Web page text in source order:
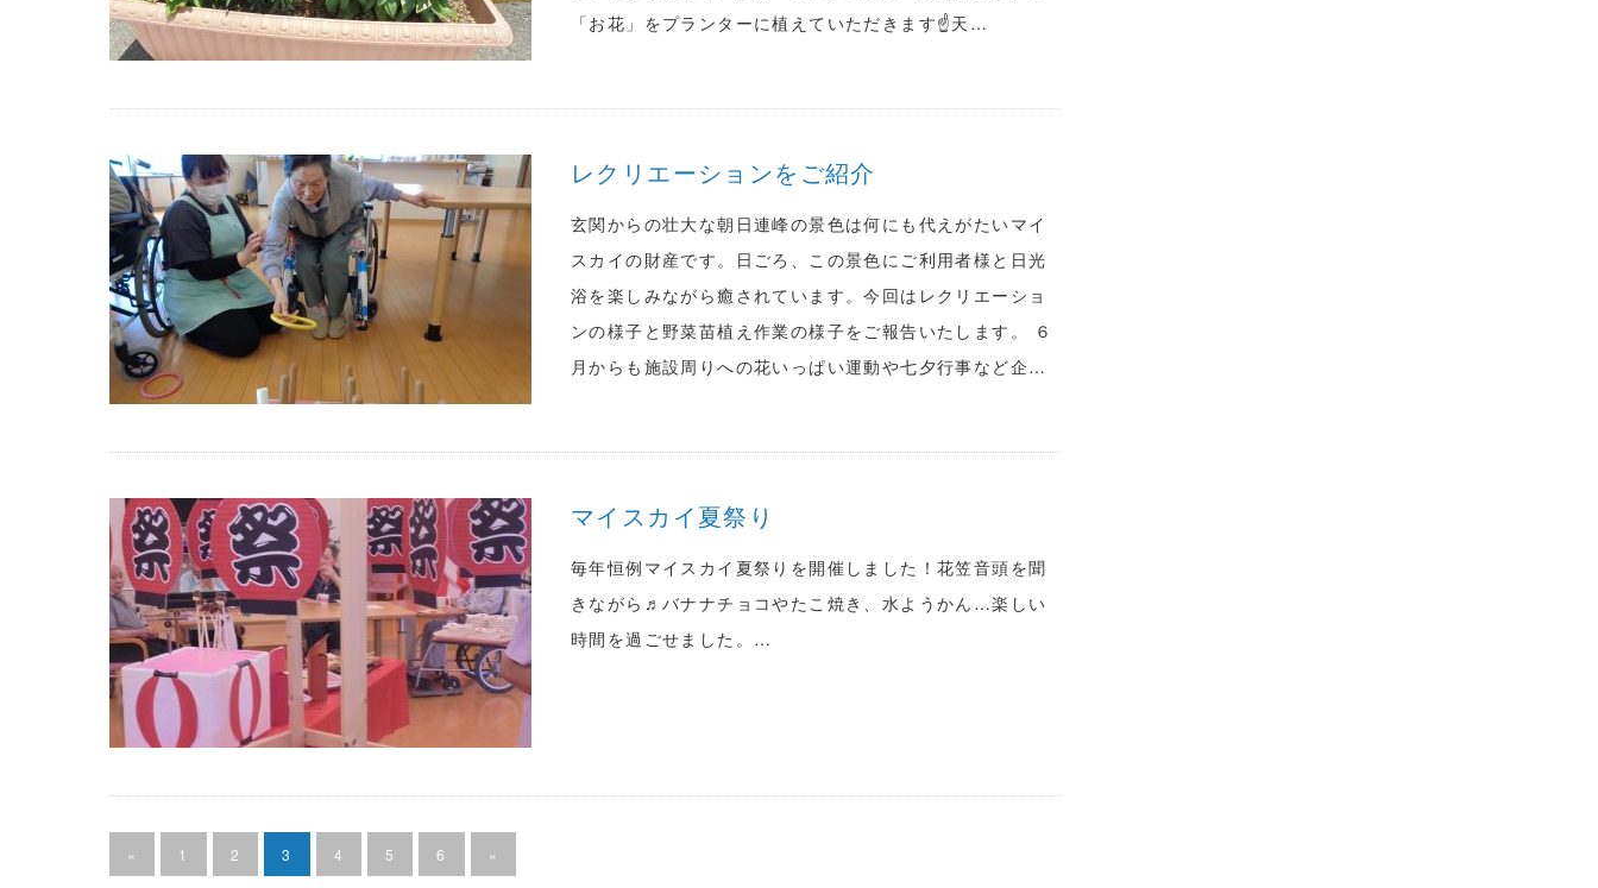
「お花」をプランターに植えていただきます☝天…
レクリエーションをご紹介
玄関からの壮大な朝日連峰の景色は何にも代えがたいマイ
スカイの財産です。日ごろ、この景色にご利用者様と日光
浴を楽しみながら癒されています。今回はレクリエーショ
ンの様子と野菜苗植え作業の様子をご報告いたします。 ６
月からも施設周りへの花いっぱい運動や七夕行事など企…
マイスカイ夏祭り
毎年恒例マイスカイ夏祭りを開催しました！花笠音頭を聞
きながら♬バナナチョコやたこ焼き、水ようかん…楽しい
時間を過ごせました。…
« 1 2 3 4 5 6 »